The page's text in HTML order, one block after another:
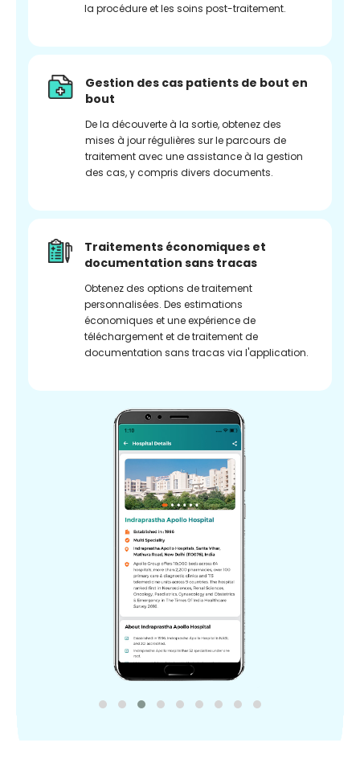
la procédure et les soins post-traitement.
Gestion des cas patients de bout en
bout
De la découverte à la sortie, obtenez des
mises à jour régulières sur le parcours de
traitement avec une assistance à la gestion
des cas, y compris divers documents.
Traitements économiques et
documentation sans tracas
Obtenez des options de traitement
personnalisées. Des estimations
économiques et une expérience de
téléchargement et de traitement de
documentation sans tracas via l'application.